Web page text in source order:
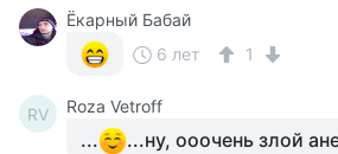
Ёкарный Бабай
6 лет
1
RV Roza Vetroff
... ...ну, ооочень злой